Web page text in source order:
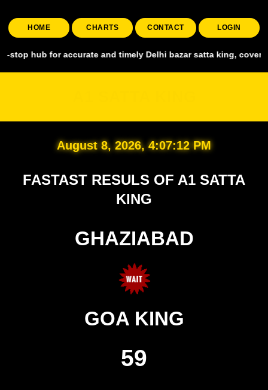
HOME CHARTS CONTACT LOGIN
for accurate and timely Delhi bazar satta king, covering all
August 8, 2026, 4:07:13 PM
FASTAST RESULS OF A1 SATTA
KING
GHAZIABAD
GOA KING
59